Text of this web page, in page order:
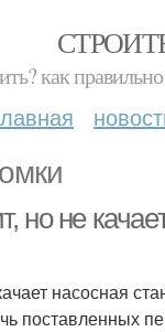
как
но не
насосная
поставленных